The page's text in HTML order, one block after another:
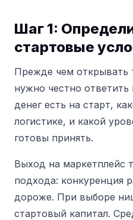
Шаг 1:
стартовые
Прежде чем открывать
нужно честно ответить
денег есть на старт,
логистике, и какой
готовы принять.
Выход на маркетплейс
подхода: конкуренция
дороже. При выборе
стартовый капитал.